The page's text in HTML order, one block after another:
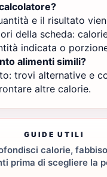
e il risultato
della scheda:
indicata o
alimenti simili?
trovi alternative e
altre calorie.
GUIDE UTILI
calorie,
prima di scegliere la